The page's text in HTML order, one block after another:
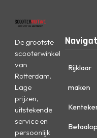
De grootste
scooterwinkel
van
Rotterdam.
Lage
prijzen,
uitstekende
service en
persoonlijk
Rijklaar
maken